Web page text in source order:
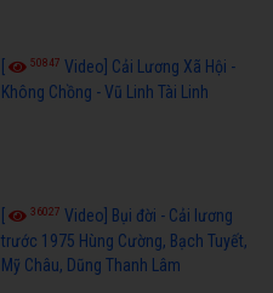
50847 Video] Cải Lương Xã Hội -
Không Chồng - Vũ Linh Tài Linh
36027 Video] Bụi đời - Cải lương
trước 1975 Hùng Cường, Bạch Tuyết,
Mỹ Châu, Dũng Thanh Lâm